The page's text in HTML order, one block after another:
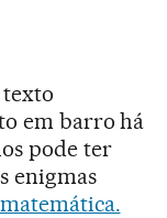
texto
em barro há
pode ter
enigmas
matemática.